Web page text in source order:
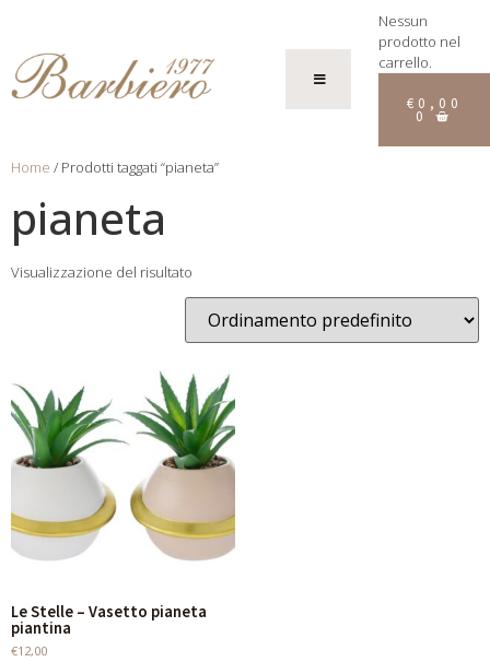
Nessun
prodotto nel
carrello.
€ 0,00
0
Home / Prodotti taggati “pianeta”
pianeta
Visualizzazione del risultato
Le Stelle – Vasetto pianeta
piantina
€12,00